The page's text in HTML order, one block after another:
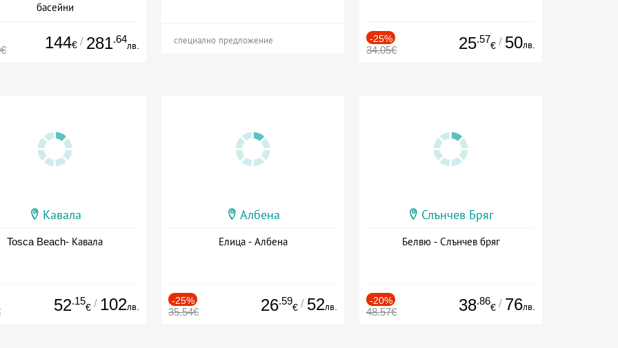
басейни
144€ / 281.64
лв. специално предложение -25%
34.05€ 25.57
€ / 50лв.
Кавала
Tosca Beach- Кавала
52.15
€ / 102лв.
Албена
Елица - Албена
-25%
35.54€ 26.59
€ / 52лв.
Слънчев Бряг
Белвю - Слънчев бряг
-20%
48.57€ 38.86
€ / 76лв.